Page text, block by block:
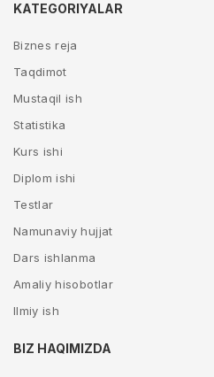
KATEGORIYALAR
Biznes reja
Taqdimot
Mustaqil ish
Statistika
Kurs ishi
Diplom ishi
Testlar
Namunaviy hujjat
Dars ishlanma
Amaliy hisobotlar
Ilmiy ish
BIZ HAQIMIZDA